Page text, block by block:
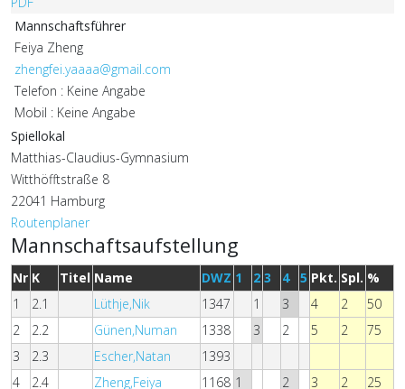
Mannschaftsführer
Feiya Zheng
zhengfei.yaaaa@gmail.com
Telefon : Keine Angabe
Mobil : Keine Angabe
Spiellokal
Matthias-Claudius-Gymnasium
Witthöfftstraße 8
22041 Hamburg
Routenplaner
Mannschaftsaufstellung
Nr K Titel Name DWZ 1 2 3 4 5 Pkt. Spl. %
1
2.1 Lüthje,Nik 1347 1 3 4 2
50
2
2.2 Günen,Numan 1338 3 2 5 2
75
3
2.3 Escher,Natan
1393
4
2.4 Zheng,Feiya 1168 1 2 3 2
25